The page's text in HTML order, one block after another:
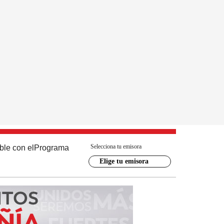
con el Programa Selecciona tu emisora
Elige tu emisora